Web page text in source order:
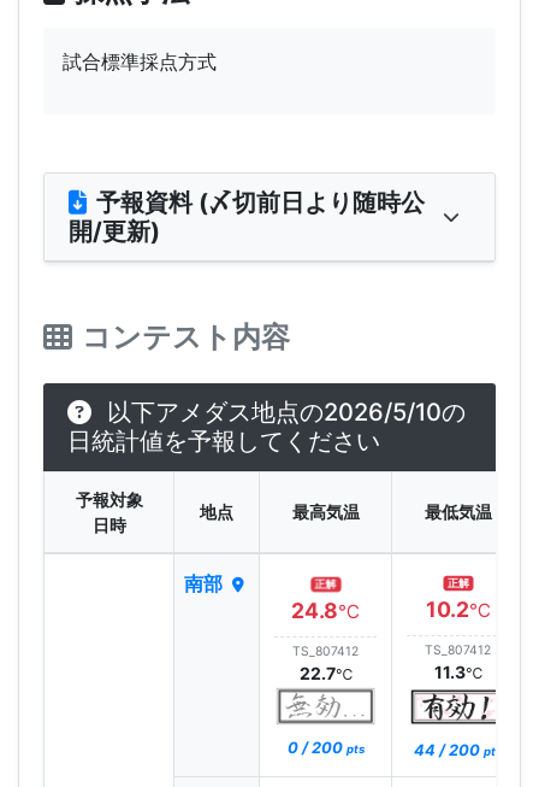
試合標準採点方式
予報資料 (〆切前日より随時公
開/更新)
コンテスト内容
以下アメダス地点の2026/5/10の
日統計値を予報してください
予報対象
日時
地点 最高気温 最低気温
南部 正解
24.8℃
TS_807412
22.7℃
0 / 200 pts
正解
10.2℃
TS_807412
11.3℃
44 / 200 pts